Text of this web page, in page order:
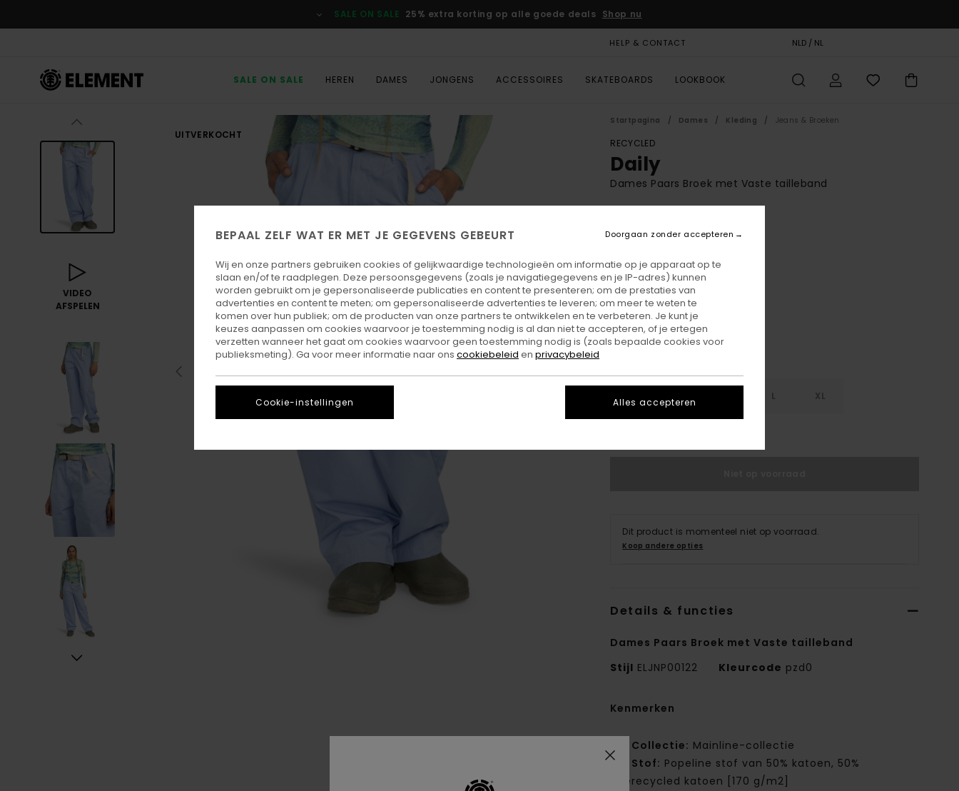
Productinformatie
SALE ON SALE 25% extra korting op alle goede deals Shop nu
HELP & CONTACT NLD / NL
SALE ON SALE HEREN DAMES JONGENS ACCESSOIRES SKATEBOARDS LOOKBOOK
VIDEO
AFSPELEN
UITVERKOCHT
Startpagina Dames Kleding Jeans & Broeken
RECYCLED
Daily
Dames Paars Broek met Vaste tailleband
€ 80,00
KleurBlue Heron
L XL
Dit product is momenteel niet op voorraad.
Koop andere opties
Details & functies
Dames Paars Broek met Vaste tailleband
Stijl ELJNP00122 Kleurcode pzd0
Kenmerken
Collectie: Mainline-collectie
Stof: Popeline stof van 50% katoen, 50%
gerecycled katoen [170 g/m2]
BEPAAL ZELF WAT ER MET JE GEGEVENS GEBEURT
Wij en onze partners gebruiken cookies of gelijkwaardige technologieën om informatie op je apparaat op te
slaan en/of te raadplegen. Deze persoonsgegevens (zoals je navigatiegegevens en je IP-adres) kunnen
worden gebruikt om je gepersonaliseerde publicaties en content te presenteren; om de prestaties van
advertenties en content te meten; om gepersonaliseerde advertenties te leveren; om meer te weten te
komen over hun publiek; om de producten van onze partners te ontwikkelen en te verbeteren. Je kunt je
keuzes aanpassen om cookies waarvoor je toestemming nodig is al dan niet te accepteren, of je ertegen
verzetten wanneer het gaat om cookies waarvoor geen toestemming nodig is (zoals bepaalde cookies voor
publieksmeting). Ga voor meer informatie naar ons cookiebeleid en privacybeleid
Cookie-instellingen
Doorgaan zonder accepteren
Alles accepteren